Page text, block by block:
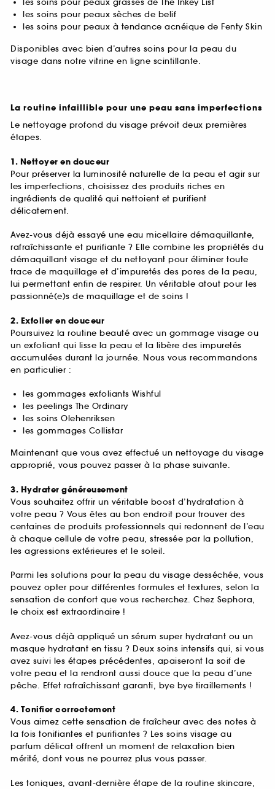
les soins pour peaux grasses de The Inkey List
les soins pour peaux sèches de belif
les soins pour peaux à tendance acnéique de Fenty Skin
Disponibles avec bien d’autres soins pour la peau du
visage dans notre vitrine en ligne scintillante.
La routine infaillible pour une peau sans imperfections
Le nettoyage profond du visage prévoit deux premières
étapes.
1. Nettoyer en douceur
Pour préserver la luminosité naturelle de la peau et agir sur
les imperfections, choisissez des produits riches en
ingrédients de qualité qui nettoient et purifient
délicatement.
Avez-vous déjà essayé une eau micellaire démaquillante,
rafraîchissante et purifiante ? Elle combine les propriétés du
démaquillant visage et du nettoyant pour éliminer toute
trace de maquillage et d’impuretés des pores de la peau,
lui permettant enfin de respirer. Un véritable atout pour les
passionné(e)s de maquillage et de soins !
2. Exfolier en douceur
Poursuivez la routine beauté avec un gommage visage ou
un exfoliant qui lisse la peau et la libère des impuretés
accumulées durant la journée. Nous vous recommandons
en particulier :
les gommages exfoliants Wishful
les peelings The Ordinary
les soins Olehenriksen
les gommages Collistar
Maintenant que vous avez effectué un nettoyage du visage
approprié, vous pouvez passer à la phase suivante.
3. Hydrater généreusement
Vous souhaitez offrir un véritable boost d’hydratation à
votre peau ? Vous êtes au bon endroit pour trouver des
centaines de produits professionnels qui redonnent de l’eau
à chaque cellule de votre peau, stressée par la pollution,
les agressions extérieures et le soleil.
Parmi les solutions pour la peau du visage desséchée, vous
pouvez opter pour différentes formules et textures, selon la
sensation de confort que vous recherchez. Chez Sephora,
le choix est extraordinaire !
Avez-vous déjà appliqué un sérum super hydratant ou un
masque hydratant en tissu ? Deux soins intensifs qui, si vous
avez suivi les étapes précédentes, apaiseront la soif de
votre peau et la rendront aussi douce que la peau d’une
pêche. Effet rafraîchissant garanti, bye bye tiraillements !
4. Tonifier correctement
Vous aimez cette sensation de fraîcheur avec des notes à
la fois tonifiantes et purifiantes ? Les soins visage au
parfum délicat offrent un moment de relaxation bien
mérité, dont vous ne pourrez plus vous passer.
Les toniques, avant-dernière étape de la routine skincare,